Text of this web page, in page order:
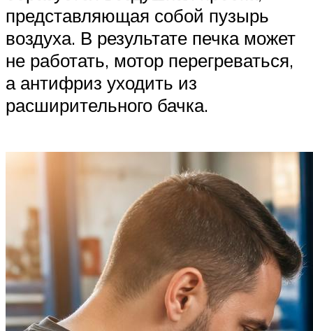
представляющая собой пузырь
воздуха. В результате печка может
не работать, мотор перегреваться,
а антифриз уходить из
расширительного бачка.